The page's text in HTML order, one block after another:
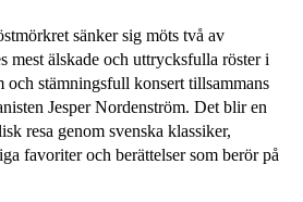
sänker sig möts två av
mest älskade och uttrycksfulla röster i
och stämningsfull konsert tillsammans
Jesper Nordenström. Det blir en
resa genom svenska klassiker,
favoriter och berättelser som berör på